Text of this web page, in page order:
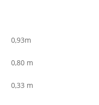
0,93m
0,80 m
0,33 m